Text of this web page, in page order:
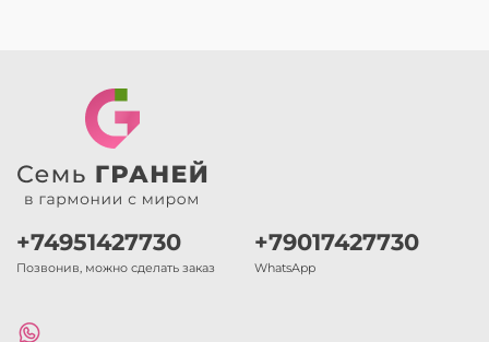
+74951427730
Позвонив, можно сделать заказ
+79017427730
WhatsApp